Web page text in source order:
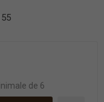
de 6